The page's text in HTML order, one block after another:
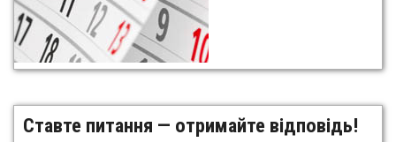
Ставте питання — отримайте відповідь!